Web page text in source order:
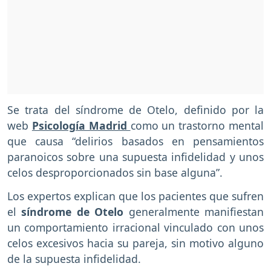
Se trata del síndrome de Otelo, definido por la
web Psicología Madrid como un trastorno mental
que causa “delirios basados en pensamientos
paranoicos sobre una supuesta infidelidad y unos
celos desproporcionados sin base alguna”.
Los expertos explican que los pacientes que sufren
elsíndrome de Otelo generalmente manifiestan
un comportamiento irracional vinculado con unos
celos excesivos hacia su pareja, sin motivo alguno
de la supuesta infidelidad.